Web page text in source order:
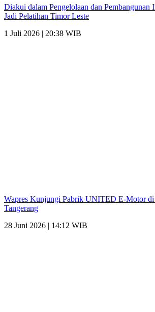
Diakui dalam Pengelolaan dan Pembangunan
Jadi Pelatihan Timor Leste
1 Juli 2026 | 20:38 WIB
Wapres Kunjungi Pabrik UNITED E-Motor di
Tangerang
28 Juni 2026 | 14:12 WIB